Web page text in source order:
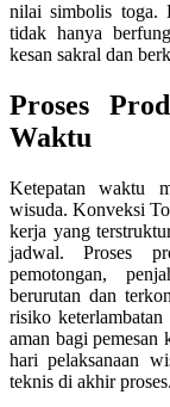
nilai simbolis toga.
tidak hanya
kesan sakral dan
Proses
Waktu
Ketepatan waktu
wisuda. Konveksi
kerja yang
jadwal. Proses
pemotongan,
berurutan dan
risiko
aman bagi pemesan
hari pelaksanaan
teknis di akhir proses.